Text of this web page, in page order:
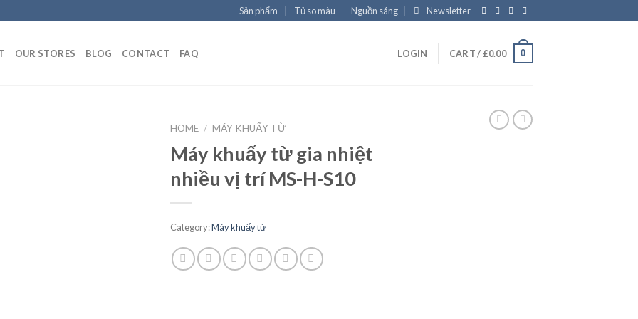
Sản phẩm Tủ so màu Nguồn sáng Newsletter
OUR STORES BLOG CONTACT FAQ LOGIN CART / £0.00 0
HOME / MÁY KHUẤY TỪ
Máy khuấy từ gia nhiệt
nhiều vị trí MS-H-S10
Category:Máy khuấy từ